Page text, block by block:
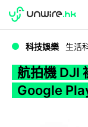
WWDC 2026
科技娛樂 生活
航拍機 DJI
Google